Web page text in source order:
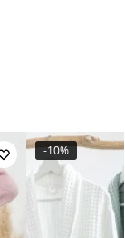
-10%